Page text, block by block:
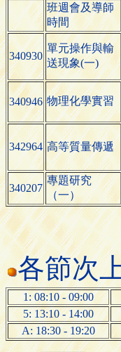
班週會及導師
時間
340930
單元操作與輸
送現象(一)
340946 物理化學實習
342964 高等質量傳遞
340207
專題研究
（一）
各節次
1: 08:10 - 09:00
5: 13:10 - 14:00
A: 18:30 - 19:20